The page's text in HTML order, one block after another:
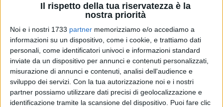
Il rispetto della tua riservatezza è la
nostra priorità
Noi e i nostri 1733 partner memorizziamo e/o accediamo a
informazioni su un dispositivo, come i cookie, e trattiamo dati
personali, come identificatori univoci e informazioni standard
inviate da un dispositivo per annunci e contenuti personalizzati,
misurazione di annunci e contenuti, analisi dell'audience e
sviluppo dei servizi. Con la tua autorizzazione noi e i nostri
partner possiamo utilizzare dati precisi di geolocalizzazione e
identificazione tramite la scansione del dispositivo. Puoi fare clic
17